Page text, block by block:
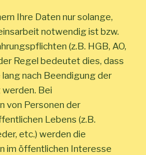
Ihre Daten nur solange,
notwendig ist bzw.
(z.B. HGB, AO,
Regel bedeutet dies, dass
lang nach Beendigung der
Bei
von Personen der
Lebens (z.B.
etc.) werden die
im öffentlichen Interesse